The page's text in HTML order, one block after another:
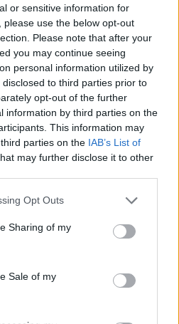
or sensitive information for
use the below opt-out
Please note that after your
you may continue seeing
personal information utilized by
to third parties prior to
opt-out of the further
information by third parties on the
This information may
parties on the IAB’s List of
may further disclose it to other
Opt Outs
Sharing of my
Sale of my
O
R
O
MÁS